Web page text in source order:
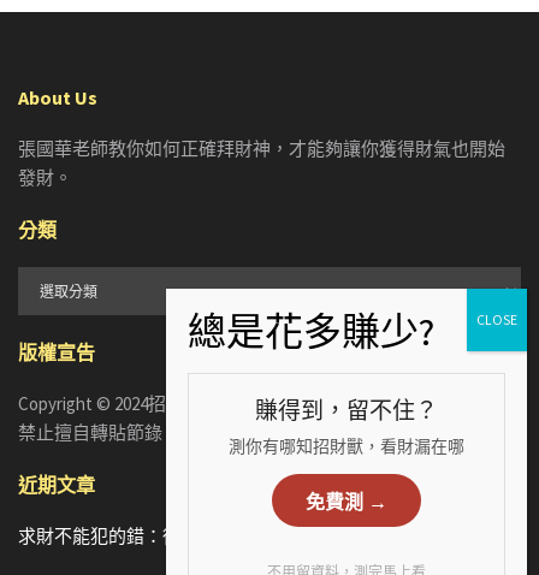
About Us
張國華老師教你如何正確拜財神，才能夠讓你獲得財氣也開始
發財。
分類
版權宣告
Copyright © 2024招財張國華. ALL RIGHTS RESERVED. 版權所有，
禁止擅自轉貼節錄
近期文章
求財不能犯的錯：從5個手相財運特徵，看懂你漏財的真正原因
賺得到，留不住？
測你有哪知招財獸，看財漏在哪
免費測 →